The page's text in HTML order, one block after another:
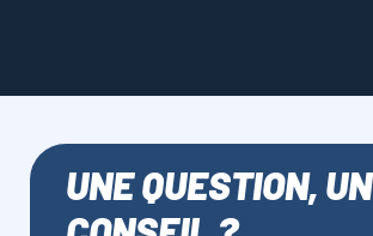
UNE QUESTION, UN